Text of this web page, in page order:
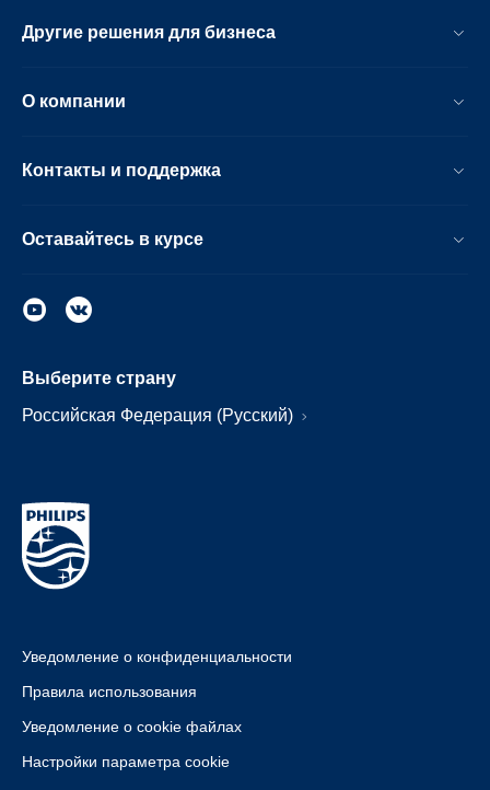
Другие решения для бизнеса
О компании
Контакты и поддержка
Оставайтесь в курсе
Выберите страну
Российская Федерация (Русский)
Уведомление о конфиденциальности
Правила использования
Уведомление о cookie файлах
Настройки параметра cookie